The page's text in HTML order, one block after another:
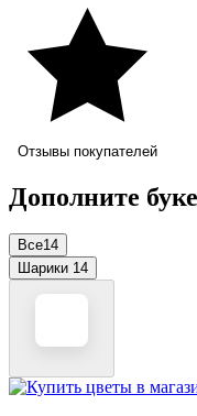
Отзывы покупателей
Дополните
Все14
Шарики 14